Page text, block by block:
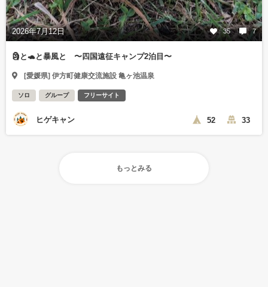
2026年7月12日 35 7
🗿と🐢と暴風と 〜四国遠征キャンプ2泊目〜
[愛媛県] 伊方町健康交流施設 亀ヶ池温泉
ソロ グループ フリーサイト
ヒゲキャン 52 33
もっとみる